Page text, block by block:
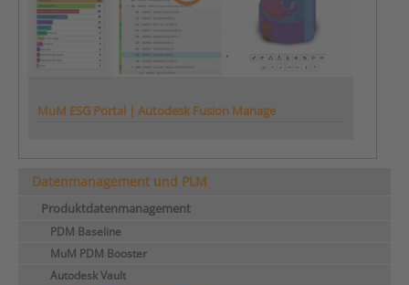
MuM ESG Portal | Autodesk Fusion Manage
Datenmanagement und PLM
Produktdatenmanagement
PDM Baseline
MuM PDM Booster
Autodesk Vault